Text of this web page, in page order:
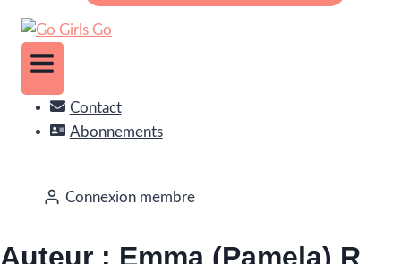
Contact
Abonnements
Connexion membre
Auteur : Emma (Pamela) R